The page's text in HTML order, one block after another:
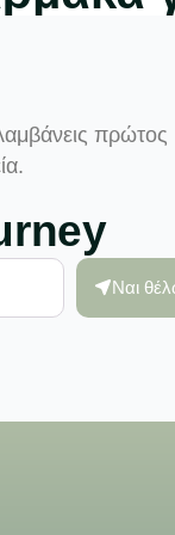
πρώτος
Ναι